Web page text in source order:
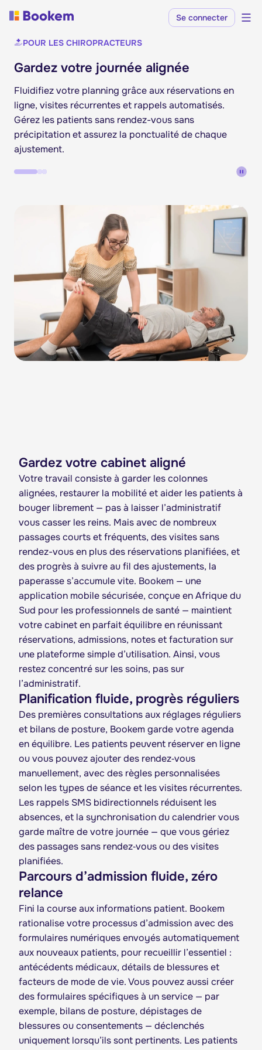
Se connecter
POUR LES CHIROPRACTEURS
Gardez votre journée alignée
Fluidifiez votre planning grâce aux réservations en
ligne, visites récurrentes et rappels automatisés.
Gérez les patients sans rendez-vous sans
précipitation et assurez la ponctualité de chaque
ajustement.
Gardez votre cabinet aligné
Votre travail consiste à garder les colonnes
alignées, restaurer la mobilité et aider les patients à
bouger librement — pas à laisser l’administratif
vous casser les reins. Mais avec de nombreux
passages courts et fréquents, des visites sans
rendez-vous en plus des réservations planifiées, et
des progrès à suivre au fil des ajustements, la
paperasse s’accumule vite. Bookem — une
application mobile sécurisée, conçue en Afrique du
Sud pour les professionnels de santé — maintient
votre cabinet en parfait équilibre en réunissant
réservations, admissions, notes et facturation sur
une plateforme simple d’utilisation. Ainsi, vous
restez concentré sur les soins, pas sur
l’administratif.
Planification fluide, progrès réguliers
Des premières consultations aux réglages réguliers
et bilans de posture, Bookem garde votre agenda
en équilibre. Les patients peuvent réserver en ligne
ou vous pouvez ajouter des rendez‑vous
manuellement, avec des règles personnalisées
selon les types de séance et les visites récurrentes.
Les rappels SMS bidirectionnels réduisent les
absences, et la synchronisation du calendrier vous
garde maître de votre journée — que vous gériez
des passages sans rendez‑vous ou des visites
planifiées.
Parcours d’admission fluide, zéro
relance
Fini la course aux informations patient. Bookem
rationalise votre processus d’admission avec des
formulaires numériques envoyés automatiquement
aux nouveaux patients, pour recueillir l’essentiel :
antécédents médicaux, détails de blessures et
facteurs de mode de vie. Vous pouvez aussi créer
des formulaires spécifiques à un service — par
exemple, bilans de posture, dépistages de
blessures ou consentements — déclenchés
uniquement lorsqu’ils sont pertinents. Les patients